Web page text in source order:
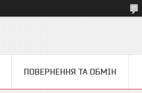
ПОВЕРНЕННЯ ТА ОБМІН